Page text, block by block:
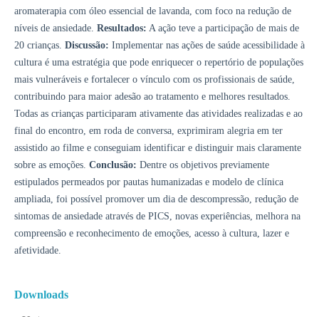
aromaterapia com óleo essencial de lavanda, com foco na redução de
níveis de ansiedade. Resultados: A ação teve a participação de mais de
20 crianças. Discussão: Implementar nas ações de saúde acessibilidade à
cultura é uma estratégia que pode enriquecer o repertório de populações
mais vulneráveis e fortalecer o vínculo com os profissionais de saúde,
contribuindo para maior adesão ao tratamento e melhores resultados.
Todas as crianças participaram ativamente das atividades realizadas e ao
final do encontro, em roda de conversa, exprimiram alegria em ter
assistido ao filme e conseguiam identificar e distinguir mais claramente
sobre as emoções. Conclusão: Dentre os objetivos previamente
estipulados permeados por pautas humanizadas e modelo de clínica
ampliada, foi possível promover um dia de descompressão, redução de
sintomas de ansiedade através de PICS, novas experiências, melhora na
compreensão e reconhecimento de emoções, acesso à cultura, lazer e
afetividade.
Downloads